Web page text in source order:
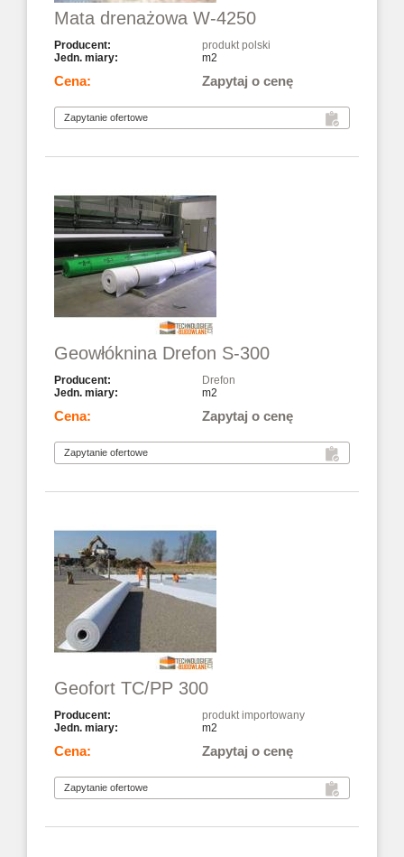
Mata drenażowa W-4250
produkt polski
m2
Zapytaj o cenę
Geowłóknina Drefon S-300
Drefon
m2
Zapytaj o cenę
Geofort TC/PP 300
produkt importowany
m2
Zapytaj o cenę